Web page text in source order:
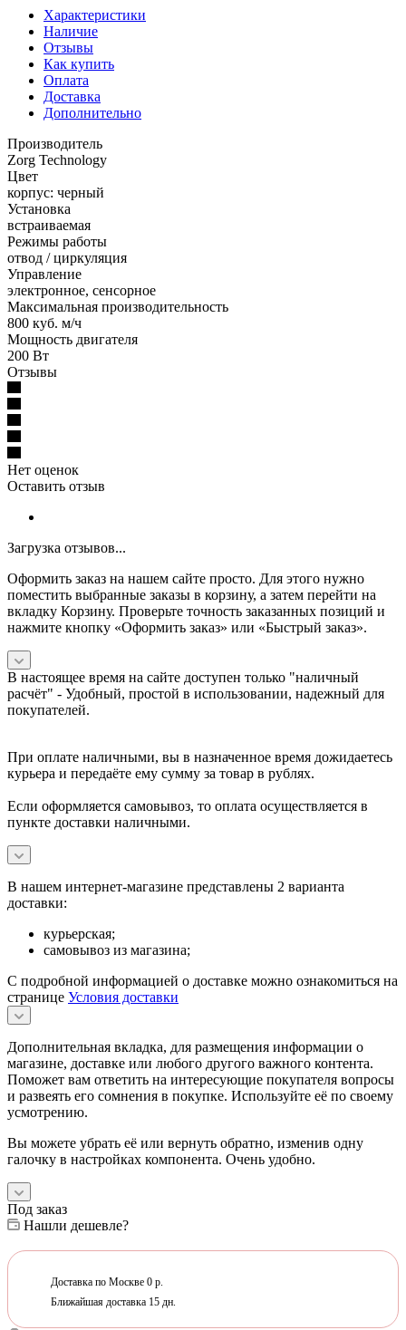
Характеристики
Наличие
Отзывы
Как купить
Оплата
Доставка
Дополнительно
Производитель
Zorg Technology
Цвет
корпус: черный
Установка
встраиваемая
Режимы работы
отвод / циркуляция
Управление
электронное, сенсорное
Максимальная производительность
800 куб. м/ч
Мощность двигателя
200 Вт
Отзывы
Нет оценок
Оставить отзыв
Загрузка отзывов...
Оформить заказ на нашем сайте просто. Для этого нужно
поместить выбранные заказы в корзину, а затем перейти на
вкладку Корзину. Проверьте точность заказанных позиций и
нажмите кнопку «Оформить заказ» или «Быстрый заказ».
В настоящее время на сайте доступен только "наличный
расчёт" - Удобный, простой в использовании, надежный для
покупателей.
При оплате наличными, вы в назначенное время дожидаетесь
курьера и передаёте ему сумму за товар в рублях.
Если оформляется самовывоз, то оплата осуществляется в
пункте доставки наличными.
В нашем интернет-магазине представлены 2 варианта
доставки:
курьерская;
самовывоз из магазина;
С подробной информацией о доставке можно ознакомиться на
странице Условия доставки
Дополнительная вкладка, для размещения информации о
магазине, доставке или любого другого важного контента.
Поможет вам ответить на интересующие покупателя вопросы
и развеять его сомнения в покупке. Используйте её по своему
усмотрению.
Вы можете убрать её или вернуть обратно, изменив одну
галочку в настройках компонента. Очень удобно.
Под заказ
Нашли дешевле?
Доставка по Москве 0 р.
Ближайшая доставка 15 дн.